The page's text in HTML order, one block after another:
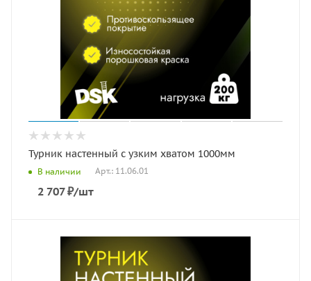
Турник настенный с узким хватом 1000мм
В наличии Арт.: 11.06.01
2 707₽/шт